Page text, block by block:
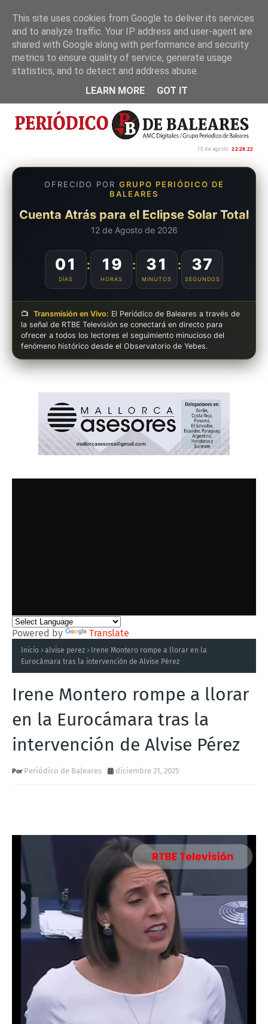
Inicio Nosotros Política de privacidad
10 de agosto 22:28:23
OFRECIDO POR GRUPO PERIÓDICO DE
BALEARES
Cuenta Atrás para el Eclipse Solar Total
12 de Agosto de 2026
01
DÍAS
: 19
HORAS
: 31
MINUTOS
: 36
SEGUNDOS
📺 Transmisión en Vivo: El Periódico de Baleares a través de
la señal de RTBE Televisión se conectará en directo para
ofrecer a todos los lectores el seguimiento minucioso del
fenómeno histórico desde el Observatorio de Yebes.
Powered by Translate
Inicio alvise perez
Irene Montero rompe a llorar en la
Eurocámara tras la intervención de Alvise Pérez
Irene Montero rompe a llorar
en la Eurocámara tras la
intervención de Alvise Pérez
Periódico de Baleares diciembre 21, 2025
This site uses cookies from Google to deliver its services
and to analyze traffic. Your IP address and user-agent are
shared with Google along with performance and security
metrics to ensure quality of service, generate usage
statistics, and to detect and address abuse.
LEARN MORE
GOT IT